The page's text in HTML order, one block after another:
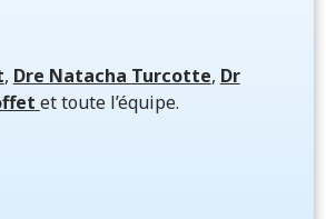
, Dre Natacha Turcotte, Dr
et toute l’équipe.